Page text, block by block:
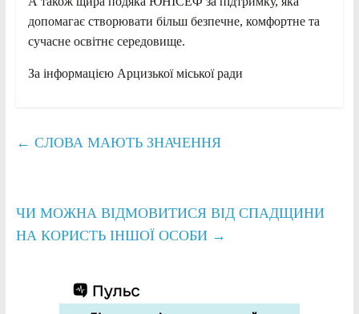
допомагає створювати більш безпечне, комфортне та
сучасне освітнє середовище.
За інформацією Арцизької міської ради
← СЛОВА МАЮТЬ ЗНАЧЕННЯ
ЧИ МОЖНА ВІДМОВИТИСЯ ВІД СПАДЩИНИ
НА КОРИСТЬ ІНШОЇ ОСОБИ →